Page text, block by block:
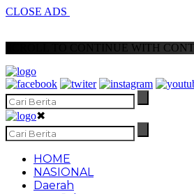
CLOSE ADS
SCROLL TO CONTINUE WITH
✖
HOME
NASIONAL
Daerah